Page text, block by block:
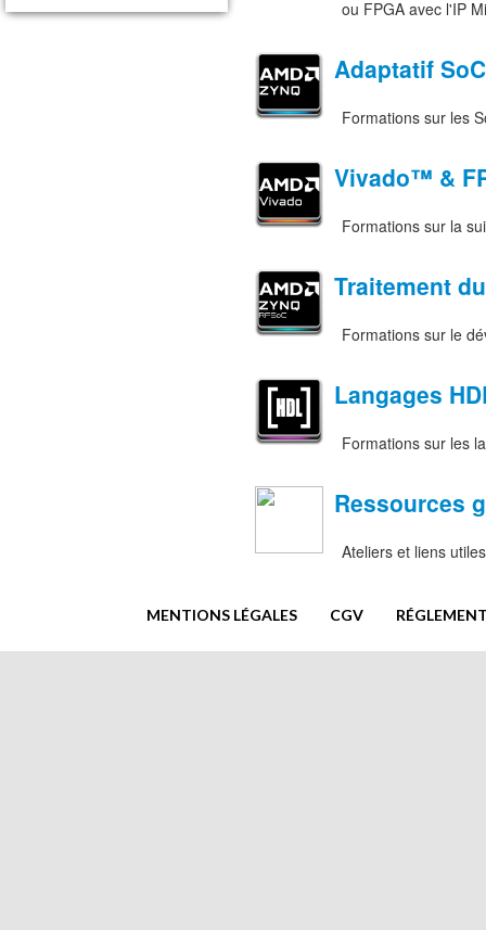
ou FPGA avec l'IP
Adaptatif
Formations sur les
Vivado™ &
Formations sur la
Traitement
Formations sur le
Langages
Formations sur les
Ressources
Ateliers et liens
MENTIONS LÉGALES CGV